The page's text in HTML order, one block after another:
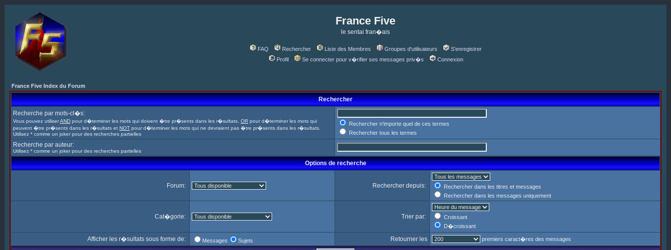
France Five
le sentai fran�ais
FAQ Rechercher Liste des Membres Groupes d'utilisateurs
S'enregistrer
Profil
Se connecter pour v�rifier ses messages priv�s Connexion
France Five Index du Forum
Rechercher
Recherche par mots-cl�s:
Vous pouvez utiliserAND pour d�terminer les mots qui doivent �tre pr�sents dans les r�sultats, OR pour d�terminer les mots qui
peuvent �tre pr�sents dans les r�sultats et NOT pour d�terminer les mots qui ne devraient pas �tre pr�sents dans les r�sultats.
Utilisez * comme un joker pour des recherches partielles
Rechercher n'importe quel de ces termes
Rechercher tous les termes
Recherche par auteur:
Utilisez * comme un joker pour des recherches partielles
Options de recherche
Forum: Rechercher depuis:
Rechercher dans les titres et messages
Rechercher dans les messages uniquement
Cat�gorie: Trier par:
Croissant
D�croissant
Afficher les r�sultats sous forme de: Messages Sujets Retourner les premiers caract�res des messages